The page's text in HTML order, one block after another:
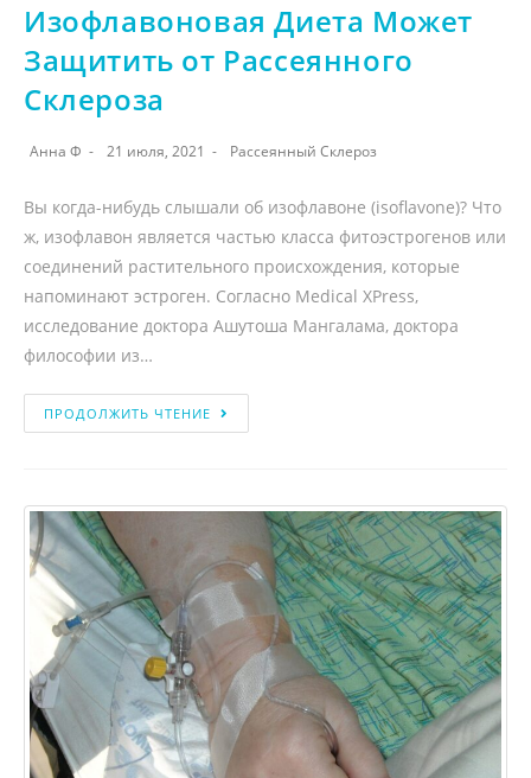
Изофлавоновая Диета Может
Защитить от Рассеянного
Склероза
Анна Ф 21 июля, 2021 Рассеянный Склероз
Вы когда-нибудь слышали об изофлавоне (isoflavone)? Что
ж, изофлавон является частью класса фитоэстрогенов или
соединений растительного происхождения, которые
напоминают эстроген. Согласно Medical XPress,
исследование доктора Ашутоша Мангалама, доктора
философии из…
ПРОДОЛЖИТЬ ЧТЕНИЕ